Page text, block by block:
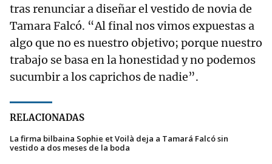
tras renunciar a diseñar el vestido de novia de
Tamara Falcó. “Al final nos vimos expuestas a
algo que no es nuestro objetivo; porque nuestro
trabajo se basa en la honestidad y no podemos
sucumbir a los caprichos de nadie”.
RELACIONADAS
La firma bilbaina Sophie et Voilà deja a Tamará Falcó sin
vestido a dos meses de la boda